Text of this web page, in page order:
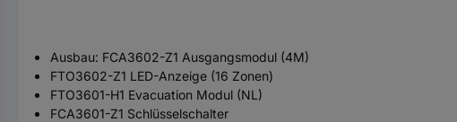
Ausbau: FCA3602-Z1 Ausgangsmodul (4M)
FTO3602-Z1 LED-Anzeige (16 Zonen)
FTO3601-H1 Evacuation Modul (NL)
FCA3601-Z1 Schlüsselschalter